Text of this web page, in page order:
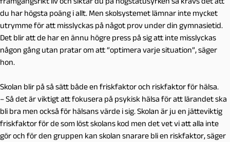
du har högsta poäng i allt. Men skolsystemet lämnar inte mycket
utrymme för att misslyckas på något prov under din gymnasietid.
Det blir att de har en ännu högre press på sig att inte misslyckas
någon gång utan pratar om att “optimera varje situation”, säger
hon.
Skolan blir på så sätt både en friskfaktor och riskfaktor för hälsa.
– Så det är viktigt att fokusera på psykisk hälsa för att lärandet ska
bli bra men också för hälsans värde i sig. Skolan är ju en jätteviktig
friskfaktor för de som löst skolans kod men det vet vi att alla inte
gör och för den gruppen kan skolan snarare bli en riskfaktor, säger